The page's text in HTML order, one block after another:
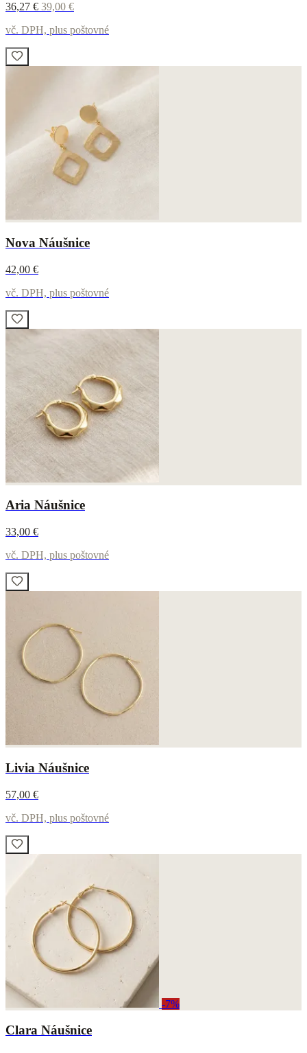
36,27 € 39,00 €
vč. DPH, plus poštovné
Nova Náušnice
42,00 €
vč. DPH, plus poštovné
Aria Náušnice
33,00 €
vč. DPH, plus poštovné
Livia Náušnice
57,00 €
vč. DPH, plus poštovné
-7%
Clara Náušnice